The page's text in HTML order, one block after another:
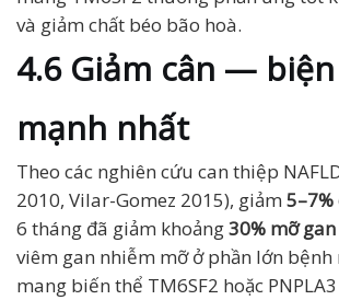
và giảm chất béo bão hoà.
4.6 Giảm cân —
mạnh nhất
Theo các nghiên cứu can thiệp
2010, Vilar-Gomez 2015), giảm
6 tháng đã giảm khoảng30% mỡ gan
viêm gan nhiễm mỡ ở phần lớn bệnh
mang biến thể TM6SF2 hoặc